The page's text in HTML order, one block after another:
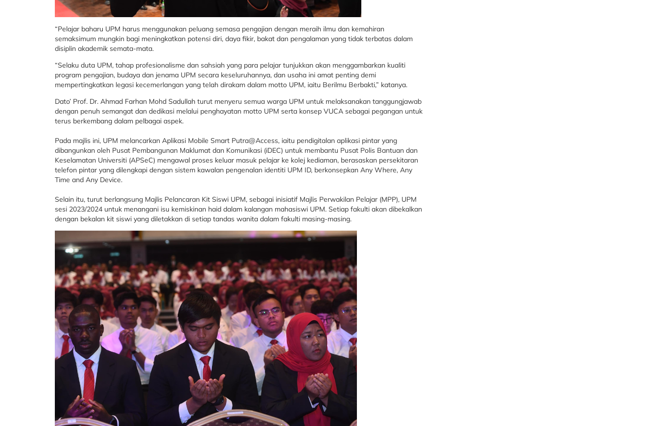
“Pelajar baharu UPM harus menggunakan peluang semasa pengajian dengan meraih ilmu dan kemahiran
semaksimum mungkin bagi meningkatkan potensi diri, daya fikir, bakat dan pengalaman yang tidak terbatas dalam
disiplin akademik semata-mata.
“Selaku duta UPM, tahap profesionalisme dan sahsiah yang para pelajar tunjukkan akan menggambarkan kualiti
program pengajian, budaya dan jenama UPM secara keseluruhannya, dan usaha ini amat penting demi
mempertingkatkan legasi kecemerlangan yang telah dirakam dalam motto UPM, iaitu Berilmu Berbakti,” katanya.
Dato’ Prof. Dr. Ahmad Farhan Mohd Sadullah turut menyeru semua warga UPM untuk melaksanakan tanggungjawab
dengan penuh semangat dan dedikasi melalui penghayatan motto UPM serta konsep VUCA sebagai pegangan untuk
terus berkembang dalam pelbagai aspek.
Pada majlis ini, UPM melancarkan Aplikasi Mobile Smart Putra@Access, iaitu pendigitalan aplikasi pintar yang
dibangunkan oleh Pusat Pembangunan Maklumat dan Komunikasi (iDEC) untuk membantu Pusat Polis Bantuan dan
Keselamatan Universiti (APSeC) mengawal proses keluar masuk pelajar ke kolej kediaman, berasaskan persekitaran
telefon pintar yang dilengkapi dengan sistem kawalan pengenalan identiti UPM ID, berkonsepkan Any Where, Any
Time and Any Device.
Selain itu, turut berlangsung Majlis Pelancaran Kit Siswi UPM, sebagai inisiatif Majlis Perwakilan Pelajar (MPP), UPM
sesi 2023/2024 untuk menangani isu kemiskinan haid dalam kalangan mahasiswi UPM. Setiap fakulti akan dibekalkan
dengan bekalan kit siswi yang diletakkan di setiap tandas wanita dalam fakulti masing-masing.